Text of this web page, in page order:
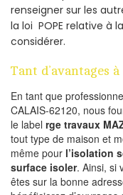
renseigner sur les
la loi POPE relative à
considérer.
Tant d’avantages
En tant que
CALAIS-62120, nous
le label rge travaux
tout type de maison et
même pour l’isolation
surface isoler. Ainsi, si
êtes sur la bonne